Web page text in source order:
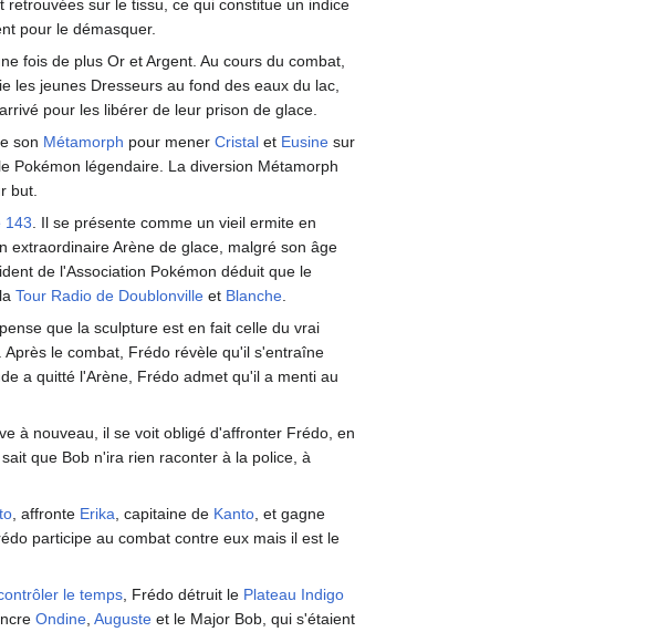
retrouvées sur le tissu, ce qui constitue un indice
pour le démasquer.
fois de plus Or et Argent. Au cours du combat,
les jeunes Dresseurs au fond des eaux du lac,
pour les libérer de leur prison de glace.
son Métamorph pour mener Cristal et Eusine sur
Pokémon légendaire. La diversion Métamorph
but.
143 . Il se présente comme un vieil ermite en
extraordinaire Arène de glace, malgré son âge
de l'Association Pokémon déduit que le
Tour Radio de Doublonville et Blanche
que la sculpture est en fait celle du vrai
le combat, Frédo révèle qu'il s'entraîne
a quitté l'Arène, Frédo admet qu'il a menti au
à nouveau, il se voit obligé d'affronter Frédo, en
que Bob n'ira rien raconter à la police, à
, affronte Erika , capitaine de Kanto , et gagne
participe au combat contre eux mais il est le
le temps , Frédo détruit le Plateau Indigo
Ondine Auguste et le Major Bob, qui s'étaient